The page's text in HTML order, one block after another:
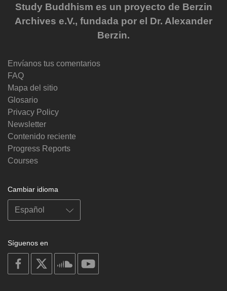
Study Buddhism es un proyecto de Berzin
Archives e.V., fundada por el Dr. Alexander
Berzin.
Envíanos tus comentarios
FAQ
Mapa del sitio
Glosario
Privacy Policy
Newsletter
Contenido reciente
Progress Reports
Courses
Cambiar idioma
Síguenos en
on
facebook
soundcloud